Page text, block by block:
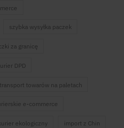
szybka wysyłka paczek
za granicę
DPD
transport towarów na paletach
e-commerce
ekologiczny import z Chin